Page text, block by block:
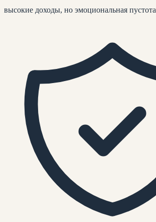
высокие доходы, но эмоциональная пустота